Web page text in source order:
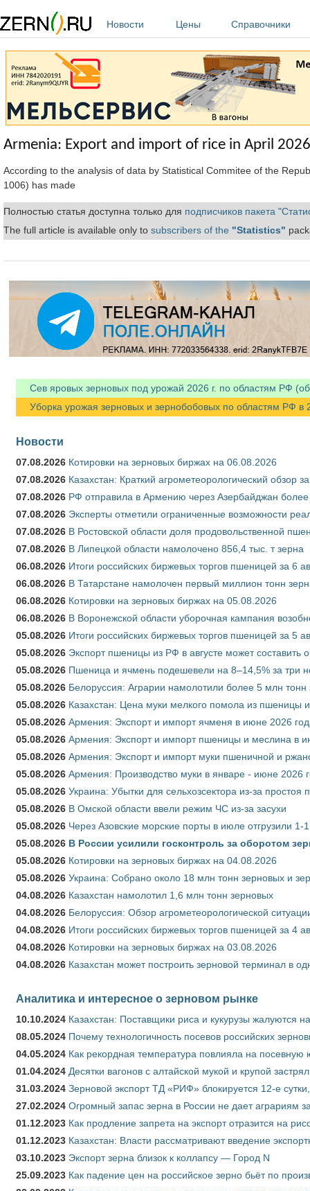
Новости
Цены Справочники
Armenia: Export and import of rice in April 2026
According to the analysis of data by Statistical Commitee of the
1006) has made
Полностью статья доступна только для подписчиков пакета
The full article is available only to subscribers of the "Statistics"
Сев яровых зерновых под урожай 2026 г. по областям РФ
Уборка урожая зерновых и зернобобовых по областям РФ в
Новости
07.08.2026 Котировки на зерновых биржах на 06.08.2026
07.08.2026 Казахстан: Краткий агрометеорологический обзор
07.08.2026 РФ отправила в Армению через Азербайджан более
07.08.2026 Эксперты отметили ограниченные возможности
07.08.2026 В Ростовской области доля продовольственной
07.08.2026 В Липецкой области намолочено 856,4 тыс. т зерна
06.08.2026 Итоги российских биржевых торгов пшеницей за 6
06.08.2026 В Татарстане намолочен первый миллион тонн
06.08.2026 Котировки на зерновых биржах на 05.08.2026
06.08.2026 В Воронежской области уборочная кампания
05.08.2026 Итоги российских биржевых торгов пшеницей за 5
05.08.2026 Экспорт пшеницы из РФ в августе может составить
05.08.2026 Пшеница и ячмень подешевели на 8–14,5% за три
05.08.2026 Белоруссия: Аграрии намолотили более 5 млн тонн
05.08.2026 Казахстан: Цена муки мелкого помола из пшеницы
05.08.2026 Армения: Экспорт и импорт ячменя в июне 2026
05.08.2026 Армения: Экспорт и импорт пшеницы и меслина в
05.08.2026 Армения: Экспорт и импорт муки пшеничной и
05.08.2026 Армения: Производство муки в январе - июне 2026
05.08.2026 Украина: Убытки для сельхозсектора из-за простоя
05.08.2026 В Омской области ввели режим ЧС из-за засухи
05.08.2026 Через Азовские морские порты в июле отгрузили
05.08.2026 В России усилили госконтроль за оборотом
05.08.2026 Котировки на зерновых биржах на 04.08.2026
05.08.2026 Украина: Собрано около 18 млн тонн зерновых и
04.08.2026 Казахстан намолотил 1,6 млн тонн зерновых
04.08.2026 Белоруссия: Обзор агрометеорологической
04.08.2026 Итоги российских биржевых торгов пшеницей за 4
04.08.2026 Котировки на зерновых биржах на 03.08.2026
04.08.2026 Казахстан может построить зерновой терминал в
Аналитика и интересное о зерновом рынке
10.10.2024 Казахстан: Поставщики риса и кукурузы жалуются
08.05.2024 Почему технологичность посевов российских
04.05.2024 Как рекордная температура повлияла на
01.04.2024 Десятки вагонов с алтайской мукой и крупой
31.03.2024 Зерновой экспорт ТД «РИФ» блокируется 12-е
27.02.2024 Огромный запас зерна в России не дает аграриям
01.12.2023 Как продление запрета на экспорт отразится на
01.12.2023 Казахстан: Власти рассматривают введение
03.10.2023 Экспорт зерна близок к коллапсу — Город N
25.09.2023 Как падение цен на российское зерно бьёт по